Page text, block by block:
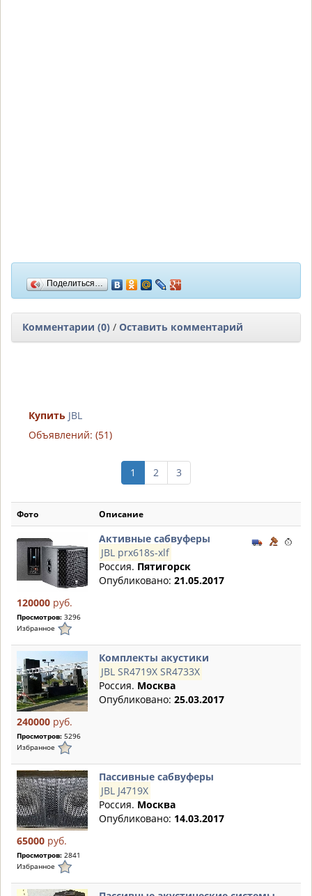
Поделиться…
Комментарии (0) / Оставить комментарий
Купить JBL
Объявлений: (51)
1 2 3
Фото Описание
120000 руб.
Просмотров: 3296
Избранное
Активные сабвуферы
JBL prx618s-xlf
Россия. Пятигорск
Опубликовано: 21.05.2017
240000 руб.
Просмотров: 5296
Избранное
Комплекты акустики
JBL SR4719X SR4733X
Россия. Москва
Опубликовано: 25.03.2017
65000 руб.
Просмотров: 2841
Избранное
Пассивные сабвуферы
JBL J4719X
Россия. Москва
Опубликовано: 14.03.2017